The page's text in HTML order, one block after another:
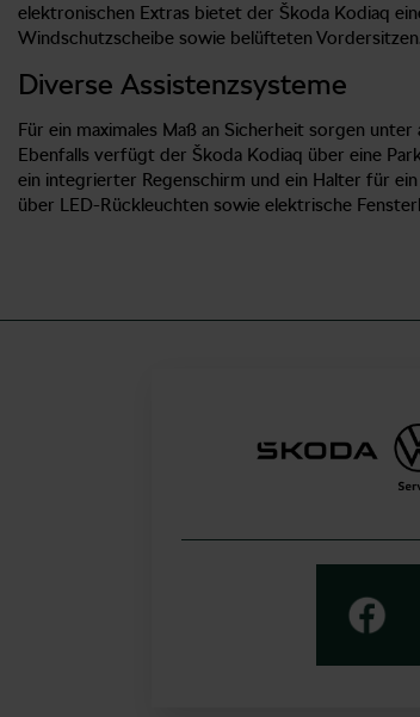
elektronischen Extras bietet der Škoda Kodiaq
Windschutzscheibe sowie belüfteten
Diverse Assistenzsysteme
Für ein maximales Maß an Sicherheit sorgen
Ebenfalls verfügt der Škoda Kodiaq über eine
ein integrierter Regenschirm und ein Halter für
über LED-Rückleuchten sowie elektrische